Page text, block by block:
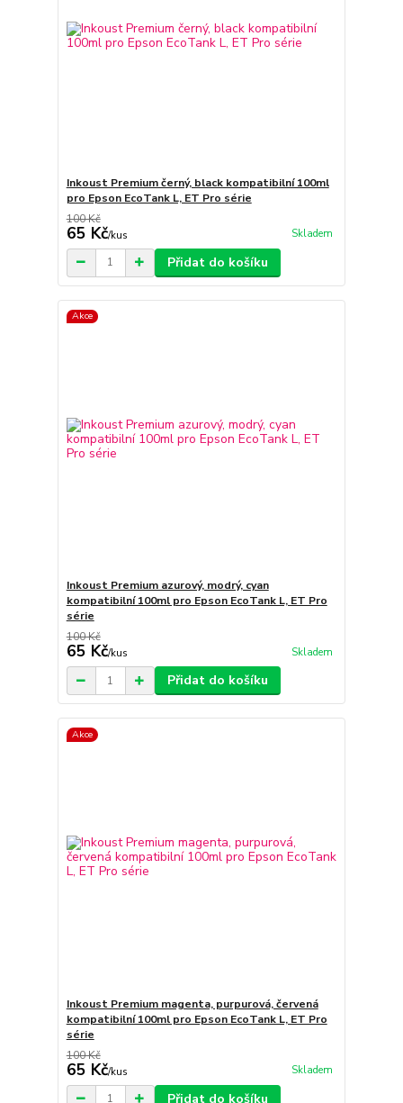
Inkoust Premium černý, black kompatibilní 100ml
pro Epson EcoTank L, ET Pro série
100 Kč
65 Kč/kus Skladem
Přidat do košíku
Akce
Inkoust Premium azurový, modrý, cyan
kompatibilní 100ml pro Epson EcoTank L, ET Pro
série
100 Kč
65 Kč/kus Skladem
Přidat do košíku
Akce
Inkoust Premium magenta, purpurová, červená
kompatibilní 100ml pro Epson EcoTank L, ET Pro
série
100 Kč
65 Kč/kus Skladem
Přidat do košíku